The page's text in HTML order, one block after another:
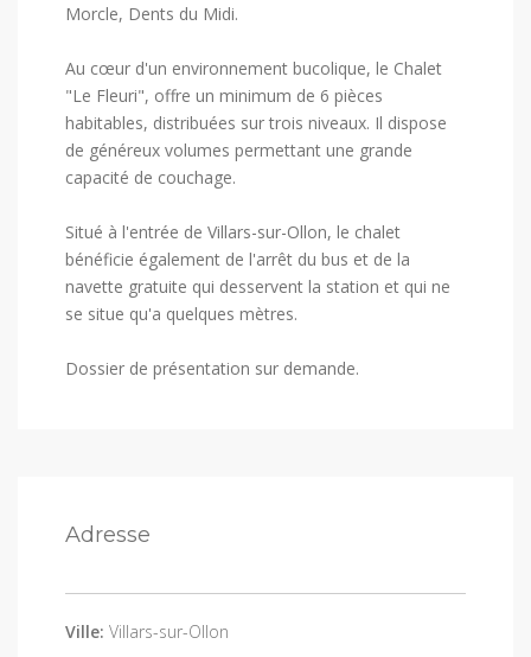
Morcle, Dents du Midi.
Au cœur d'un environnement bucolique, le Chalet
"Le Fleuri", offre un minimum de 6 pièces
habitables, distribuées sur trois niveaux. Il dispose
de généreux volumes permettant une grande
capacité de couchage.
Situé à l'entrée de Villars-sur-Ollon, le chalet
bénéficie également de l'arrêt du bus et de la
navette gratuite qui desservent la station et qui ne
se situe qu'a quelques mètres.
Dossier de présentation sur demande.
Adresse
Ville: Villars-sur-Ollon